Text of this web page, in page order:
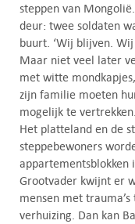
steppen van
deur: twee soldaten
buurt. ‘Wij blijven.
Maar niet veel later
met witte
zijn familie moeten
mogelijk te vertrekken.
Het platteland en de
steppebewoners
appartementsblokken
Grootvader kwijnt er
mensen met
verhuizing. Dan kan